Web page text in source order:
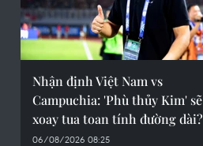
Nhận định Việt Nam vs
Campuchia: 'Phù thủy Kim' sẽ
xoay tua toan tính đường dài?
06/08/2026 08:25